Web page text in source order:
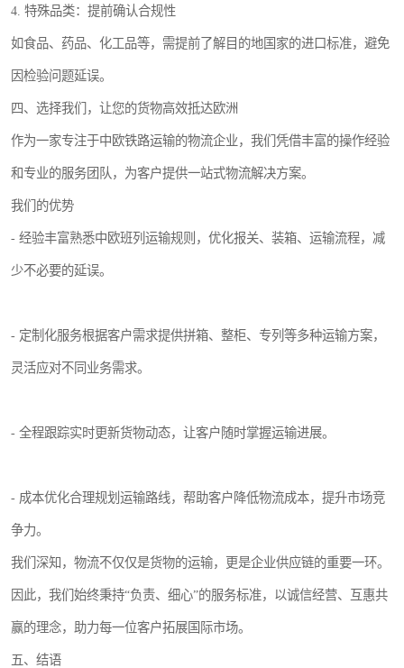
4. 特殊品类：提前确认合规性
如食品、药品、化工品等，需提前了解目的地国家的进口标准，避免
因检验问题延误。
四、选择我们，让您的货物高效抵达欧洲
作为一家专注于中欧铁路运输的物流企业，我们凭借丰富的操作经验
和专业的服务团队，为客户提供一站式物流解决方案。
我们的优势
- 经验丰富熟悉中欧班列运输规则，优化报关、装箱、运输流程，减
少不必要的延误。
- 定制化服务根据客户需求提供拼箱、整柜、专列等多种运输方案，
灵活应对不同业务需求。
- 全程跟踪实时更新货物动态，让客户随时掌握运输进展。
- 成本优化合理规划运输路线，帮助客户降低物流成本，提升市场竞
争力。
我们深知，物流不仅仅是货物的运输，更是企业供应链的重要一环。
因此，我们始终秉持“负责、细心”的服务标准，以诚信经营、互惠共
赢的理念，助力每一位客户拓展国际市场。
五、结语